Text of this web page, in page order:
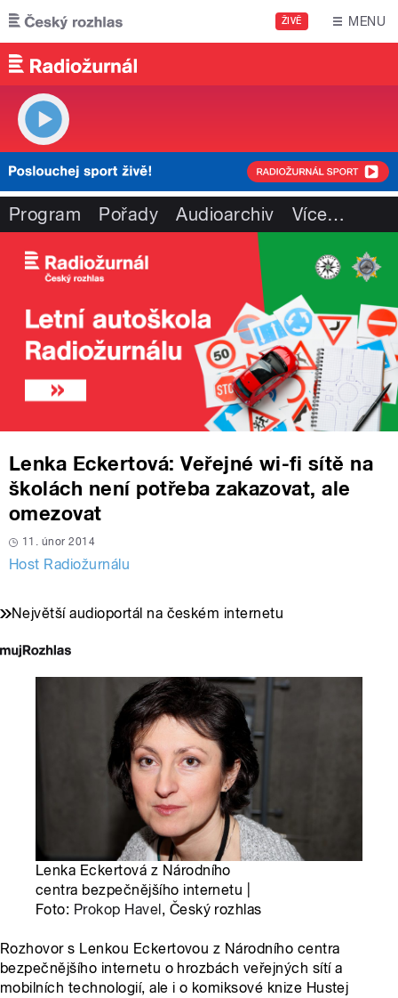
Přejít k hlavnímu obsahu
ŽIVĚ MENU
Program Pořady Audioarchiv Více…
Lenka Eckertová: Veřejné wi-fi sítě na
školách není potřeba zakazovat, ale
omezovat
11. únor 2014
Host Radiožurnálu
Největší audioportál na českém internetu
Lenka Eckertová z Národního
centra bezpečnějšího internetu |
Foto: Prokop Havel , Český rozhlas
Rozhovor s Lenkou Eckertovou z Národního centra
bezpečnějšího internetu o hrozbách veřejných sítí a
mobilních technologií, ale i o komiksové knize Hustej